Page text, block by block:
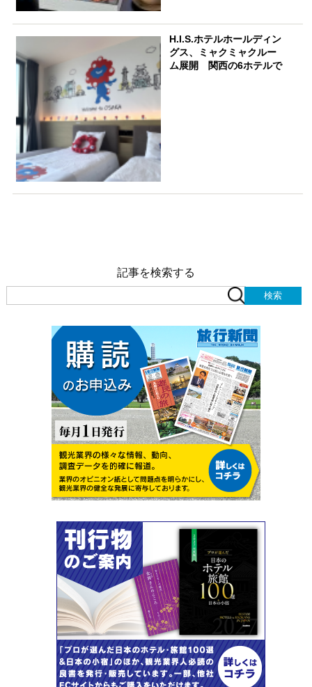
H.I.S.ホテルホールディン
グス、ミャクミャクルー
ム展開 関西の6ホテルで
記事を検索する